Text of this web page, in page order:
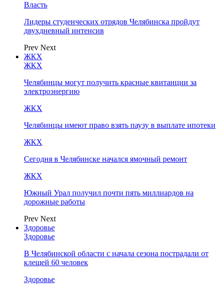
Власть
Лидеры студенческих отрядов Челябинска пройдут
двухдневный интенсив
Prev Next
ЖКХ
ЖКХ
Челябинцы могут получить красные квитанции за
электроэнергию
ЖКХ
Челябинцы имеют право взять паузу в выплате ипотеки
ЖКХ
Сегодня в Челябинске начался ямочный ремонт
ЖКХ
Южный Урал получил почти пять миллиардов на
дорожные работы
Prev Next
Здоровье
Здоровье
В Челябинской области с начала сезона пострадали от
клещей 60 человек
Здоровье